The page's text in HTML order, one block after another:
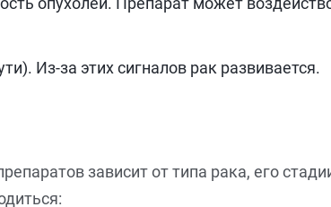
Из-за этих сигналов рак развивается.
зависит от типа рака, его